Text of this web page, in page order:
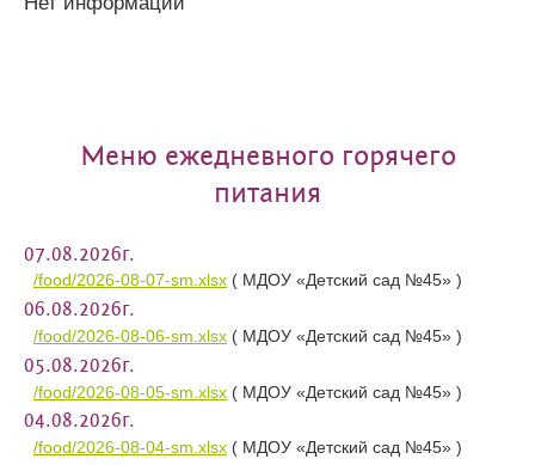
Меню ежедневного горячего
питания
07.08.2026г.
/food/2026-08-07-sm.xlsx ( МДОУ «Детский сад №45» )
06.08.2026г.
/food/2026-08-06-sm.xlsx ( МДОУ «Детский сад №45» )
05.08.2026г.
/food/2026-08-05-sm.xlsx ( МДОУ «Детский сад №45» )
04.08.2026г.
/food/2026-08-04-sm.xlsx ( МДОУ «Детский сад №45» )